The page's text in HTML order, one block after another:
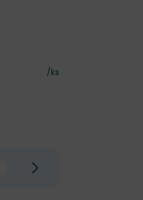
Cena za kus
/ks